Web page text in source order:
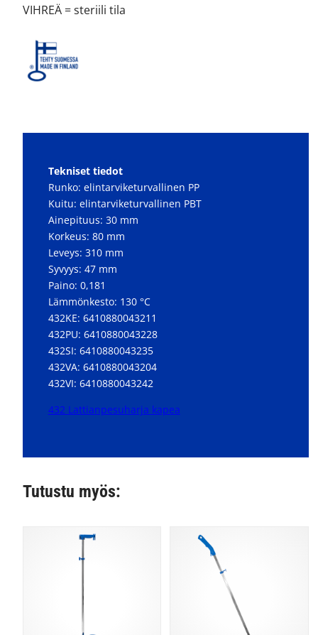
VIHREÄ = steriili tila
Tekniset tiedot
Runko: elintarviketurvallinen PP
Kuitu: elintarviketurvallinen PBT
Ainepituus: 30 mm
Korkeus: 80 mm
Leveys: 310 mm
Syvyys: 47 mm
Paino: 0,181
Lämmönkesto: 130 °C
432KE: 6410880043211
432PU: 6410880043228
432SI: 6410880043235
432VA: 6410880043204
432VI: 6410880043242
432 Lattianpesuharja kapea
Tutustu myös: